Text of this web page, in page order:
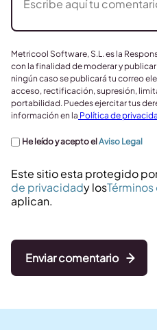
Metricool Software, S.L. es la
con la finalidad de moderar y
ningún caso se publicará tu correo
acceso, rectificación, supresión,
portabilidad. Puedes ejercitar tus
información en la Política de
He leído y acepto elAviso Legal
Este sitio esta protegido
de privacidady los
aplican.
Enviar comentario